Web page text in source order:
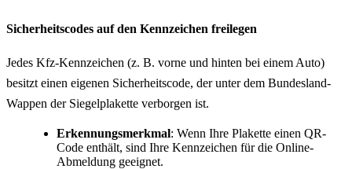
Sicherheitscodes auf den Kennzeichen freilegen
Jedes Kfz-Kennzeichen (z. B. vorne und hinten bei einem Auto)
besitzt einen eigenen Sicherheitscode, der unter dem Bundesland-
Wappen der Siegelplakette verborgen ist.
Erkennungsmerkmal: Wenn Ihre Plakette einen QR-
Code enthält, sind Ihre Kennzeichen für die Online-
Abmeldung geeignet.